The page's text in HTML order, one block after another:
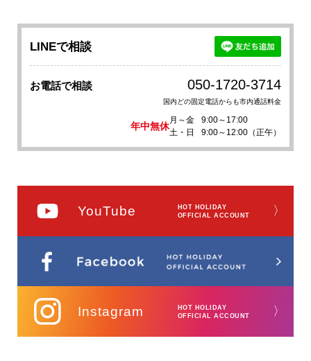
LINEで相談
お電話で相談 050-1720-3714
国内どの固定電話からも市内通話料金
年中無休
月～金
9:00～17:00
土・日
9:00～12:00（正午）
YouTube
HOT HOLIDAY
OFFICIAL ACCOUNT
〉
Instagram
HOT HOLIDAY
OFFICIAL ACCOUNT
〉